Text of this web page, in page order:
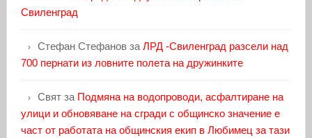
Свиленград
Стефан Стефановза ЛРД -Свиленград разсели над
700 пернати из ловните полета на дружинките
Святза Подмяна на водопроводи, асфалтиране на
улици и обновяване на сгради с общинско значение е
част от работата на общинския екип в Любимец за тази